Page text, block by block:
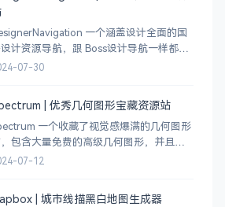
一个涵盖设计全面的国
计资源导航，跟 Boss设计导航一样都是
别类的划分设计灵感、资讯、UI 资源、
07-30
| 优秀几何图形宝藏资源站
一个收藏了视觉感爆满的几何图形
包含大量免费的高级几何图形，并且每
会更新 100 个几何图案，不断的完善能
07-12
| 城市线描黑白地图生成器